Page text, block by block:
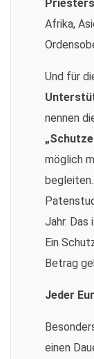
Afrika,
Und für
nennen
möglich
Jahr. Das
Ein
Betrag
Jeder
einen